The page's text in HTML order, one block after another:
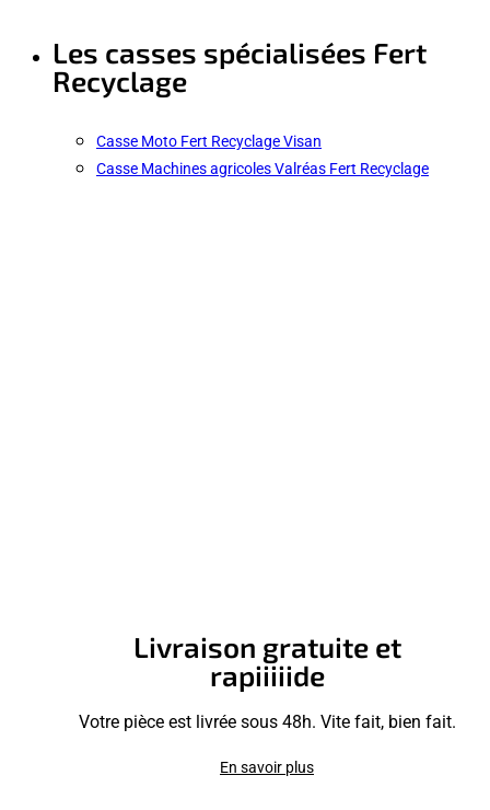
Les casses spécialisées Fert
Recyclage
Casse Moto Fert Recyclage Visan
Casse Machines agricoles Valréas Fert Recyclage
Livraison gratuite et
rapiiiiide
Votre pièce est livrée sous 48h. Vite fait, bien fait.
En savoir plus